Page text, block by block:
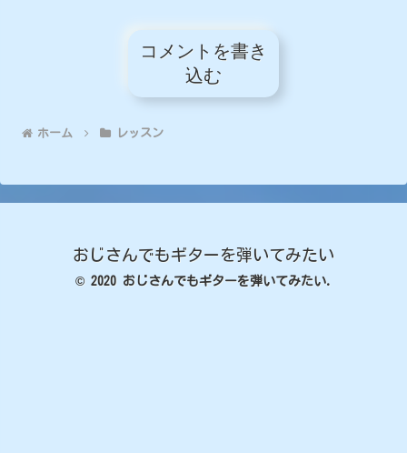
コメントを書き
込む
ホーム レッスン
おじさんでもギターを弾いてみたい
© 2020 おじさんでもギターを弾いてみたい.